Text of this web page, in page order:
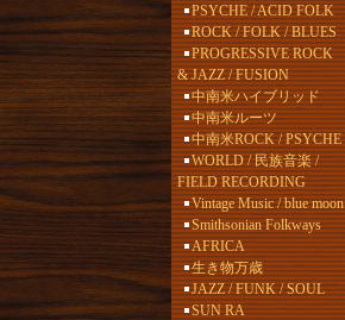
PSYCHE / ACID FOLK
ROCK / FOLK / BLUES
PROGRESSIVE ROCK
& JAZZ / FUSION
中南米ハイブリッド
中南米ルーツ
中南米ROCK / PSYCHE
WORLD / 民族音楽 /
FIELD RECORDING
Vintage Music / blue moon
Smithsonian Folkways
AFRICA
生き物万歳
JAZZ / FUNK / SOUL
SUN RA